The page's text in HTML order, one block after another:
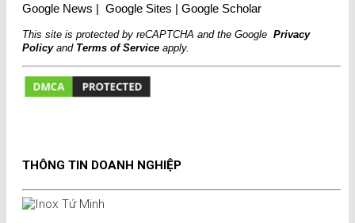
Google News | Google Sites | Google Scholar
This site is protected by reCAPTCHA and the Google Privacy
PolicyandTerms of Service apply.
THÔNG TIN DOANH NGHIỆP